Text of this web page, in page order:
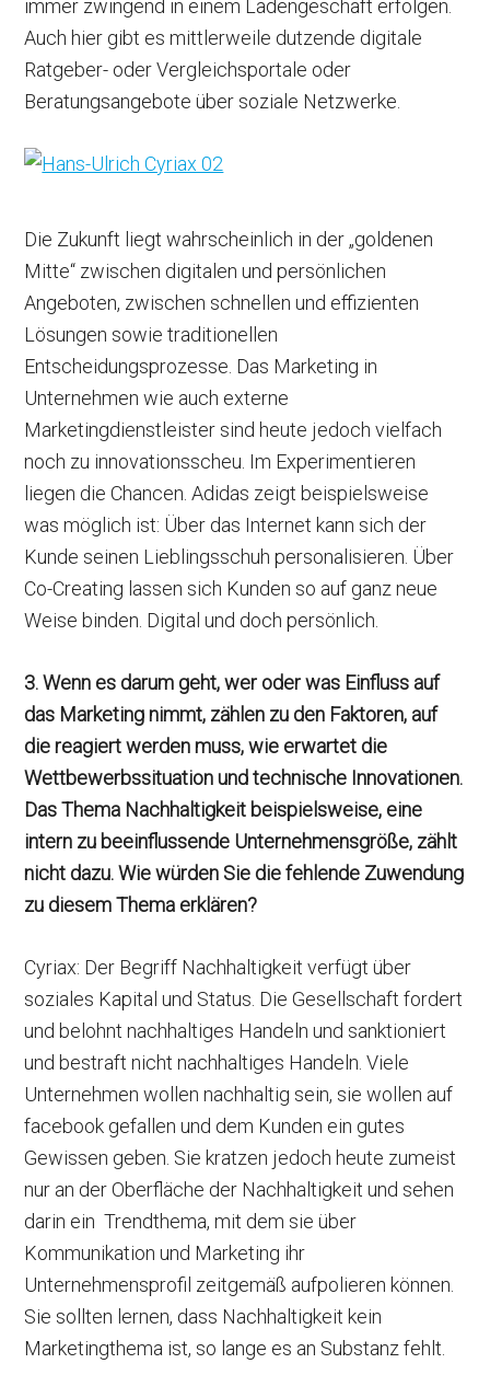
immer zwingend in einem Ladengeschäft erfolgen.
Auch hier gibt es mittlerweile dutzende digitale
Ratgeber- oder Vergleichsportale oder
Beratungsangebote über soziale Netzwerke.
Die Zukunft liegt wahrscheinlich in der „goldenen
Mitte“ zwischen digitalen und persönlichen
Angeboten, zwischen schnellen und effizienten
Lösungen sowie traditionellen
Entscheidungsprozesse. Das Marketing in
Unternehmen wie auch externe
Marketingdienstleister sind heute jedoch vielfach
noch zu innovationsscheu. Im Experimentieren
liegen die Chancen. Adidas zeigt beispielsweise
was möglich ist: Über das Internet kann sich der
Kunde seinen Lieblingsschuh personalisieren. Über
Co-Creating lassen sich Kunden so auf ganz neue
Weise binden. Digital und doch persönlich.
3.Wenn es darum geht, wer oder was Einfluss auf
das Marketing nimmt, zählen zu den Faktoren, auf
die reagiert werden muss, wie erwartet die
Wettbewerbssituation und technische Innovationen.
Das Thema Nachhaltigkeit beispielsweise, eine
intern zu beeinflussende Unternehmensgröße, zählt
nicht dazu. Wie würden Sie die fehlende Zuwendung
zu diesem Thema erklären?
Cyriax: Der Begriff Nachhaltigkeit verfügt über
soziales Kapital und Status. Die Gesellschaft fordert
und belohnt nachhaltiges Handeln und sanktioniert
und bestraft nicht nachhaltiges Handeln. Viele
Unternehmen wollen nachhaltig sein, sie wollen auf
facebook gefallen und dem Kunden ein gutes
Gewissen geben. Sie kratzen jedoch heute zumeist
nur an der Oberfläche der Nachhaltigkeit und sehen
darin ein Trendthema, mit dem sie über
Kommunikation und Marketing ihr
Unternehmensprofil zeitgemäß aufpolieren können.
Sie sollten lernen, dass Nachhaltigkeit kein
Marketingthema ist, so lange es an Substanz fehlt.